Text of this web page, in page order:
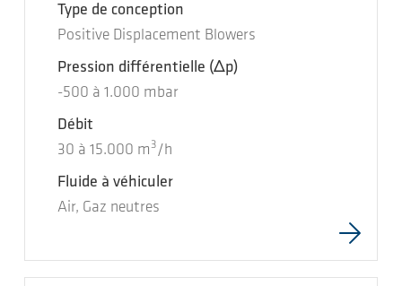
Type de conception
Positive Displacement Blowers
Pression différentielle (Δp)
-500 à 1.000 mbar
Débit
30 à 15.000 m 3 /h
Fluide à véhiculer
Air, Gaz neutres